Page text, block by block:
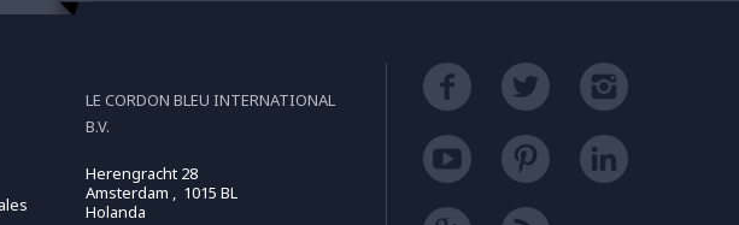
LE CORDON BLEU INTERNATIONAL
B.V.
Herengracht 28
Amsterdam , 1015 BL
Holanda